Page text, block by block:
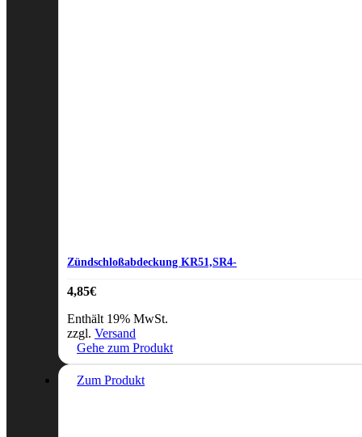
Zündschloßabdeckung KR51,SR4-
4,85€
Enthält 19% MwSt.
zzgl. Versand
Gehe zum Produkt
Zum Produkt